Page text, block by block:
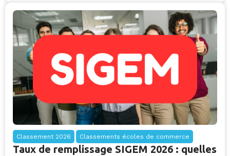
Classement 2026 Classements écoles de commerce
Taux de remplissage SIGEM 2026 : quelles